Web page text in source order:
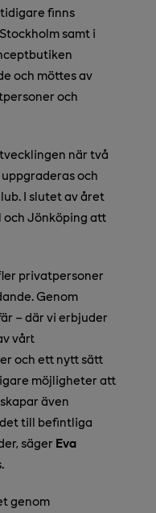
finns
samt i
och möttes av
och
när två
och
I slutet av året
och Jönköping att
privatpersoner
Genom
– där vi erbjuder
vårt
och ett nytt sätt
möjligheter att
även
till befintliga
säger Eva
genom